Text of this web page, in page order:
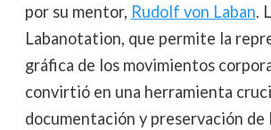
por su mentor, Rudolf von Laban.
Labanotation, que permite la
gráfica de los movimientos
convirtió en una herramienta
documentación y preservación de